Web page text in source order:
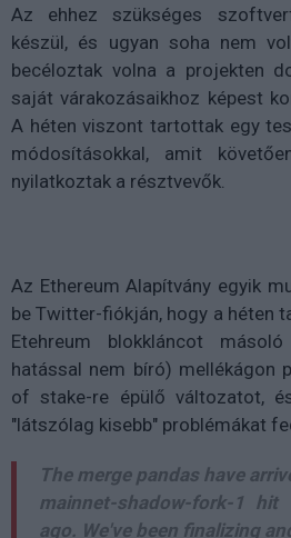
Az ehhez szükséges
készül, és ugyan soha nem
becéloztak volna a projekten
saját várakozásaikhoz képest
A héten viszont tartottak egy
módosításokkal, amit
nyilatkoztak a résztvevők.
Az Ethereum Alapítvány egyik
be Twitter-fiókján, hogy a héten
Etehreum blokkláncot
hatással nem bíró) mellékágon
of stake-re épülő változatot,
"látszólag kisebb" problémákat
The merge pandas have
mainnet-shadow-fork-1
ago. We've been finalizing